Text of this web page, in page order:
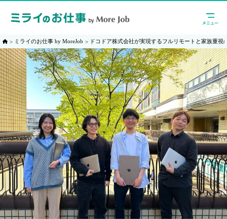
ミライのお仕事 by MoreJob ドコドア株式会社が実現するフルリモートと家族重視